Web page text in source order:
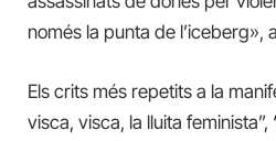
només la punta de l’iceberg»,
Els crits més repetits a la
visca, visca, la lluita